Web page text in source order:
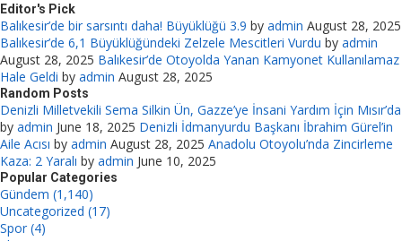
Editor's Pick
Balıkesir’de bir sarsıntı daha! Büyüklüğü 3.9 by admin August 28, 2025
Balıkesir’de 6,1 Büyüklüğündeki Zelzele Mescitleri Vurdu by admin
August 28, 2025 Balıkesir’de Otoyolda Yanan Kamyonet Kullanılamaz
Hale Geldi by admin August 28, 2025
Random Posts
Denizli Milletvekili Sema Silkin Ün, Gazze’ye İnsani Yardım İçin Mısır’da
by admin June 18, 2025 Denizli İdmanyurdu Başkanı İbrahim Gürel’in
Aile Acısı by admin August 28, 2025 Anadolu Otoyolu’nda Zincirleme
Kaza: 2 Yaralı by admin June 10, 2025
Popular Categories
Gündem (1,140)
Uncategorized (17)
Spor (4)